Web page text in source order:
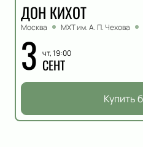
ДОН КИХОТ
Москва МХТ им. А. П. Чехова
3 чт, 19:00
СЕНТ
Купить